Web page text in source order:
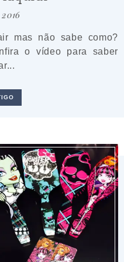
mas não sabe como?
o vídeo para saber